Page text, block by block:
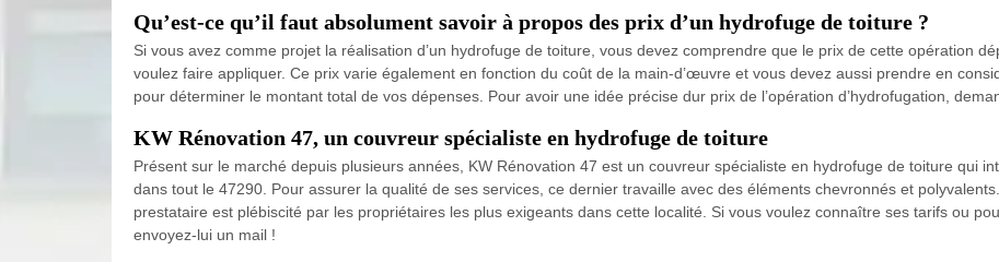
Qu’est-ce qu’il faut absolument savoir à propos des prix d’un hydrofuge de toiture ?
Si vous avez comme projet la réalisation d’un hydrofuge de toiture, vous devez comprendre que le prix de cette opération
voulez faire appliquer. Ce prix varie également en fonction du coût de la main-d’œuvre et vous devez aussi prendre en
pour déterminer le montant total de vos dépenses. Pour avoir une idée précise dur prix de l’opération d’hydrofugation,
KW Rénovation 47, un couvreur spécialiste en hydrofuge de toiture
Présent sur le marché depuis plusieurs années, KW Rénovation 47 est un couvreur spécialiste en hydrofuge de toiture qui
dans tout le 47290. Pour assurer la qualité de ses services, ce dernier travaille avec des éléments chevronnés et
prestataire est plébiscité par les propriétaires les plus exigeants dans cette localité. Si vous voulez connaître ses tarifs ou
envoyez-lui un mail !